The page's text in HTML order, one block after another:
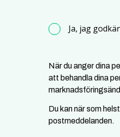
Ja, jag
När du anger dina
att behandla dina
Du kan när som
postmeddelanden.